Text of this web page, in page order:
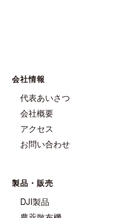
会社情報
代表あいさつ
会社概要
アクセス
お問い合わせ
製品・販売
DJI製品